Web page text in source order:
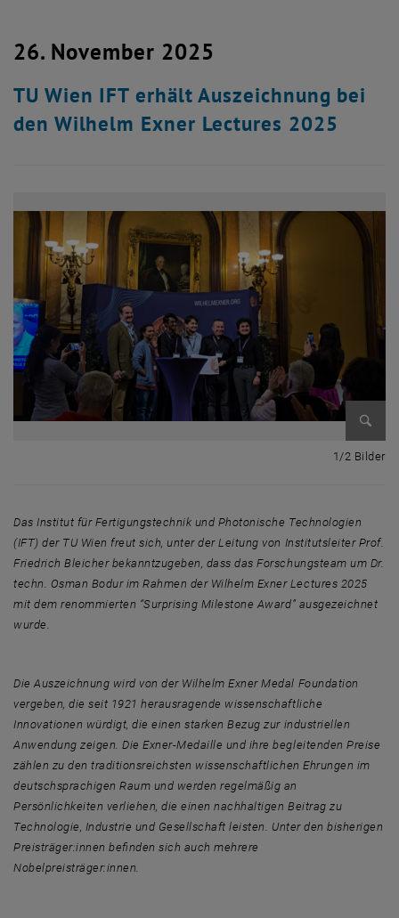
26. November 2025
TU Wien IFT erhält Auszeichnung bei
den Wilhelm Exner Lectures 2025
Bild
1/2 Bilder
Das Institut für Fertigungstechnik und Photonische Technologien
(IFT) der TU Wien freut sich, unter der Leitung von Institutsleiter Prof.
Friedrich Bleicherbekanntzugeben, dass das Forschungsteam um Dr.
techn. Osman Bodurim Rahmen der Wilhelm Exner Lectures 2025
mit dem renommierten “Surprising Milestone Award” ausgezeichnet
wurde.
Die Auszeichnung wird von der Wilhelm Exner Medal Foundation
vergeben, die seit 1921 herausragende wissenschaftliche
Innovationen würdigt, die einen starken Bezug zur industriellen
Anwendung zeigen. Die Exner-Medaille und ihre begleitenden Preise
zählen zu den traditionsreichsten wissenschaftlichen Ehrungen im
deutschsprachigen Raum und werden regelmäßig an
Persönlichkeiten verliehen, die einen nachhaltigen Beitrag zu
Technologie, Industrie und Gesellschaft leisten. Unter den bisherigen
Preisträger:innen befinden sich auch mehrere
Nobelpreisträger:innen.